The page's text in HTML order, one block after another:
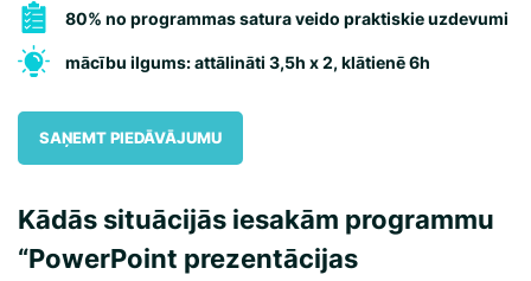
80% no programmas satura veido praktiskie uzdevumi
mācību ilgums: attālināti 3,5h x 2, klātienē 6h
SAŅEMT PIEDĀVĀJUMU
Kādās situācijās iesakām programmu
“PowerPoint prezentācijas